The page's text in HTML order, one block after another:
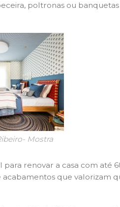
poltronas ou
Mostra
renovar a casa com até
que valorizam